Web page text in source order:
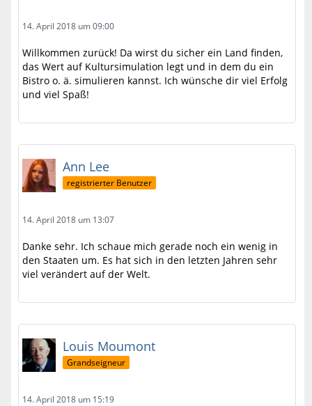
14. April 2018 um 09:00
Willkommen zurück! Da wirst du sicher ein Land finden,
das Wert auf Kultursimulation legt und in dem du ein
Bistro o. ä. simulieren kannst. Ich wünsche dir viel Erfolg
und viel Spaß!
Ann Lee
registrierter Benutzer
14. April 2018 um 13:07
Danke sehr. Ich schaue mich gerade noch ein wenig in
den Staaten um. Es hat sich in den letzten Jahren sehr
viel verändert auf der Welt.
Louis Moumont
Grandseigneur
14. April 2018 um 15:19